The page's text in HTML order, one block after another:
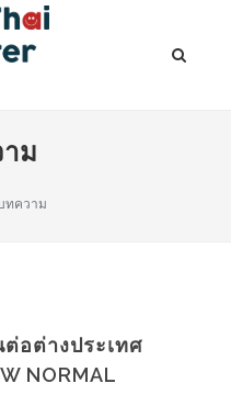
ม
ทความ
อต่างประเทศ
NORMAL